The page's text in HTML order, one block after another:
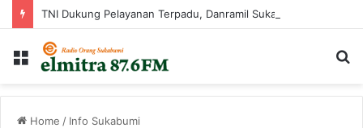
Menu
Home / Info Sukabumi